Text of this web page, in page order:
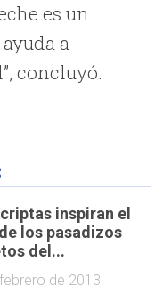
es un
a
concluyó.
inspiran el
los pasadizos
del...
de 2013